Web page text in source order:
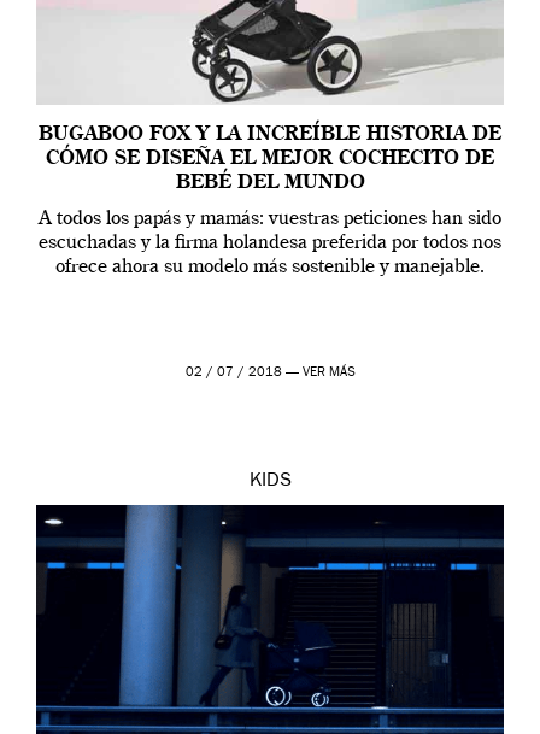
BUGABOO FOX Y LA INCREÍBLE HISTORIA DE
CÓMO SE DISEÑA EL MEJOR COCHECITO DE
BEBÉ DEL MUNDO
A todos los papás y mamás: vuestras peticiones han sido
escuchadas y la firma holandesa preferida por todos nos
ofrece ahora su modelo más sostenible y manejable.
02 / 07 / 2018 — VER MÁS
KIDS